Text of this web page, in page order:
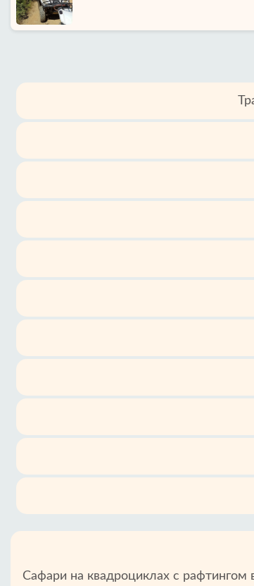
Google
отзывы
Услуги
Условия
приватности
Контакты
Сафари на квадроциклах с рафтингом